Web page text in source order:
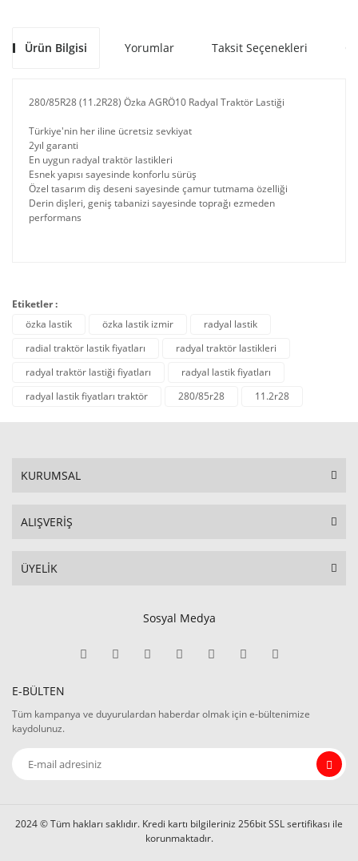
Ürün Bilgisi Yorumlar Taksit Seçenekleri
280/85R28 (11.2R28) Özka AGRÖ10 Radyal Traktör Lastiği
Türkiye'nin her iline ücretsiz sevkiyat
2yıl garanti
En uygun radyal traktör lastikleri
Esnek yapısı sayesinde konforlu sürüş
Özel tasarım diş deseni sayesinde çamur tutmama özelliği
Derin dişleri, geniş tabanizi sayesinde toprağı ezmeden
performans
Etiketler :
özka lastik
özka lastik izmir
radyal lastik
radial traktör lastik fiyatları
radyal traktör lastikleri
radyal traktör lastiği fiyatları
radyal lastik fiyatları
radyal lastik fiyatları traktör
280/85r28 11.2r28
KURUMSAL
ALIŞVERİŞ
ÜYELİK
Sosyal Medya
E-BÜLTEN
Tüm kampanya ve duyurulardan haberdar olmak için e-bültenimize
kaydolunuz.
2024 © Tüm hakları saklıdır. Kredi kartı bilgileriniz 256bit SSL sertifikası ile
korunmaktadır.